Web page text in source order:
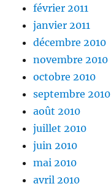
février 2011
janvier 2011
décembre 2010
novembre 2010
octobre 2010
septembre 2010
août 2010
juillet 2010
juin 2010
mai 2010
avril 2010